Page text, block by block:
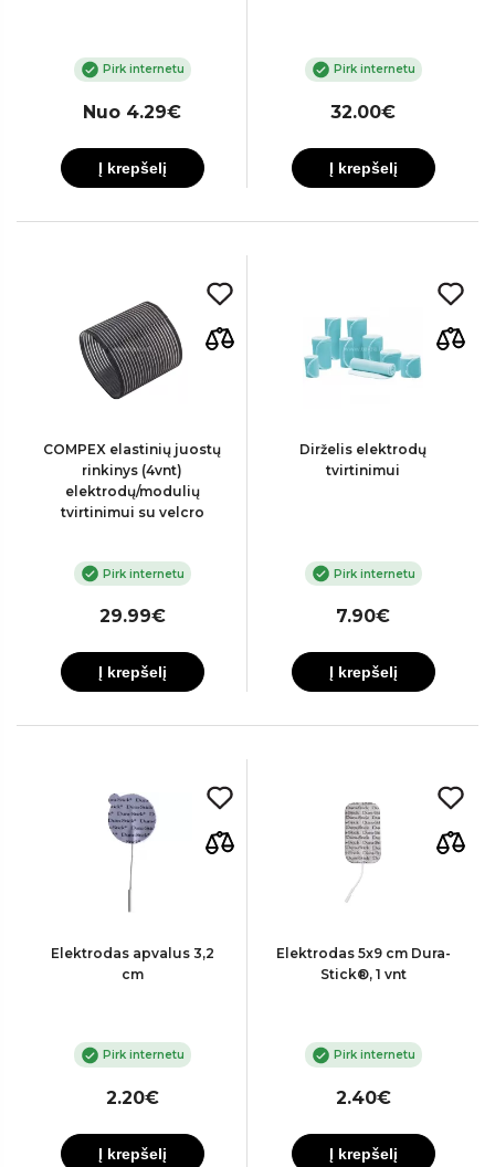
Pirk internetu
Nuo 4.29€
Į krepšelį
Pirk internetu
32.00€
Į krepšelį
COMPEX elastinių juostų
rinkinys (4vnt)
elektrodų/modulių
tvirtinimui su velcro
Pirk internetu
29.99€
Į krepšelį
Dirželis elektrodų
tvirtinimui
Pirk internetu
7.90€
Į krepšelį
Elektrodas apvalus 3,2
cm
Pirk internetu
2.20€
Į krepšelį
Elektrodas 5x9 cm Dura-
Stick®, 1 vnt
Pirk internetu
2.40€
Į krepšelį